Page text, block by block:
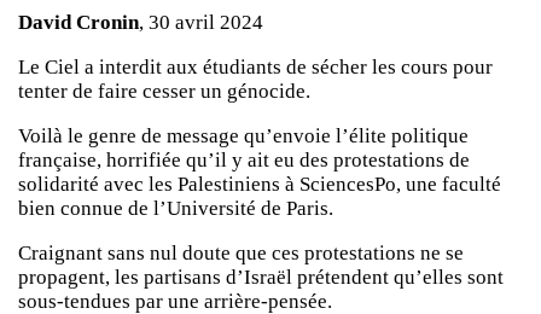
David Cronin, 30 avril 2024
Le Ciel a interdit aux étudiants de sécher les cours pour
tenter de faire cesser un génocide.
Voilà le genre de message qu’envoie l’élite politique
française, horrifiée qu’il y ait eu des protestations de
solidarité avec les Palestiniens à SciencesPo, une faculté
bien connue de l’Université de Paris.
Craignant sans nul doute que ces protestations ne se
propagent, les partisans d’Israël prétendent qu’elles sont
sous-tendues par une arrière-pensée.